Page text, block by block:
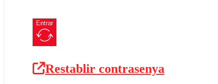
Entrar
Restablir contrasenya